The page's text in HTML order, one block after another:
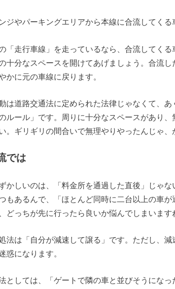
ジやパーキングエリアから本線に合流してくる
「走行車線」を走っているなら、合流してく
十分なスペースを開けてあげましょう。合流し
かに元の車線に戻ります。
は道路交通法に定められた法律じゃなくて、
ルール」です。周りに十分なスペースがあり
。ギリギリの間合いで無理やりやったんじゃ、
では
かしいのは、「料金所を通過した直後」じゃ
もあるんで、「ほとんど同時に二台以上の車
どっちが先に行ったら良いか悩んでしまいます
法は「自分が減速して譲る」です。ただし、
惑になります。
としては、「ゲートで隣の車と並びそうにな